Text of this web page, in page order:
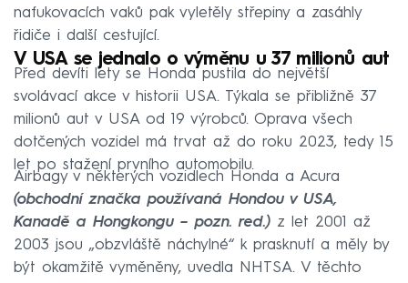
nafukovacích vaků pak vyletěly střepiny a zasáhly
řidiče i další cestující.
V USA se jednalo o výměnu u 37 milionů aut
Před devíti lety se Honda pustila do největší
svolávací akce v historii USA. Týkala se přibližně 37
milionů aut v USA od 19 výrobců. Oprava všech
dotčených vozidel má trvat až do roku 2023, tedy 15
let po stažení prvního automobilu.
Airbagy v některých vozidlech Honda a Acura
(obchodní značka používaná Hondou v USA,
Kanadě a Hongkongu – pozn. red.) z let 2001 až
2003 jsou „obzvláště náchylné“ k prasknutí a měly by
být okamžitě vyměněny, uvedla NHTSA. V těchto